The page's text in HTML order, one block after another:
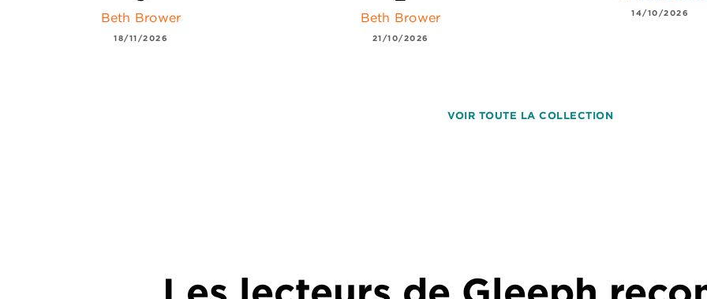
Beth Brower
18/11/2026
Beth Brower
21/10/2026
14/10/2026
VOIR TOUTE LA COLLECTION